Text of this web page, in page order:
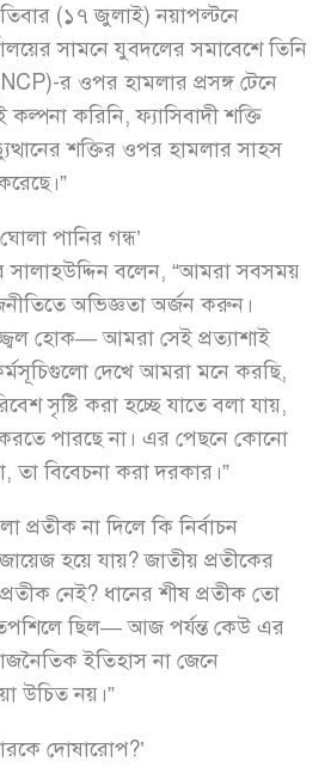
(১৭ জুলাই) নয়াপল্টনে
সামনে যুবদলের সমাবেশে তিনি
র ওপর হামলার প্রসঙ্গ টেনে
করিনি, ফ্যাসিবাদী শক্তি
শক্তির ওপর হামলার সাহস
পানির গন্ধ’
সালাহউদ্দিন বলেন, “আমরা সবসময়
অভিজ্ঞতা অর্জন করুন।
হোক— আমরা সেই প্রত্যাশাই
দেখে আমরা মনে করছি,
সৃষ্টি করা হচ্ছে যাতে বলা যায়,
করতে পারছে না। এর পেছনে কোনো
তা বিবেচনা করা দরকার।”
প্রতীক না দিলে কি নির্বাচন
হয়ে যায়? জাতীয় প্রতীকের
নেই? ধানের শীষ প্রতীক তো
ছিল— আজ পর্যন্ত কেউ এর
ইতিহাস না জেনে
উচিত নয়।”
দোষারোপ?’